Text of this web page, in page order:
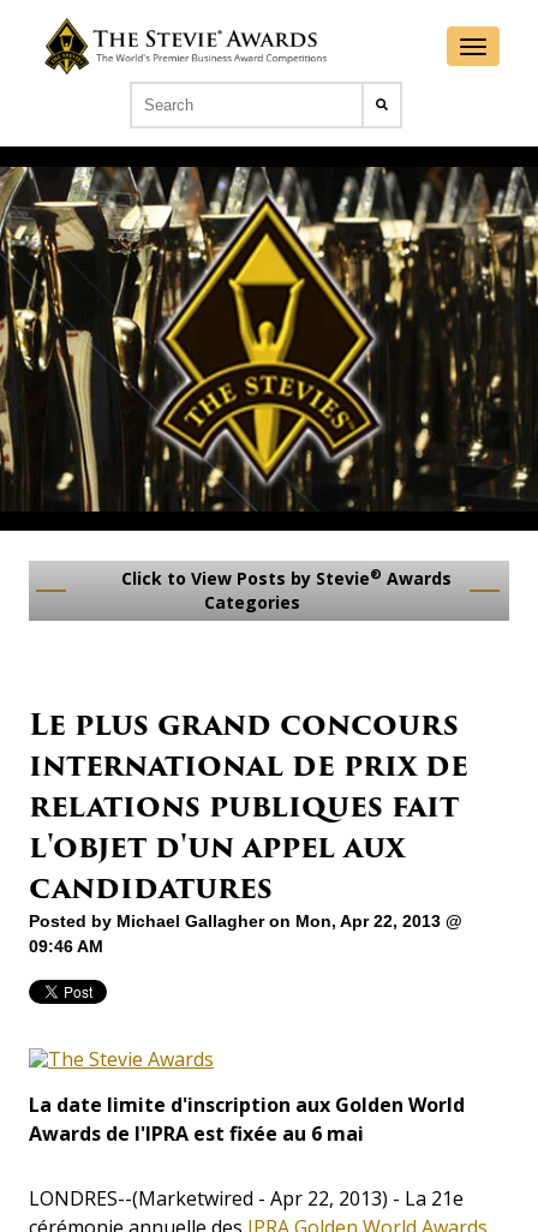
Click to View Posts by Stevie® Awards
Categories
Le plus grand concours
international de prix de
relations publiques fait
l'objet d'un appel aux
candidatures
Posted by Michael Gallagheron Mon, Apr 22, 2013 @
09:46 AM
La date limite d'inscription aux Golden World
Awards de l'IPRA est fixée au 6 mai
LONDRES--(Marketwired - Apr 22, 2013) - La 21e